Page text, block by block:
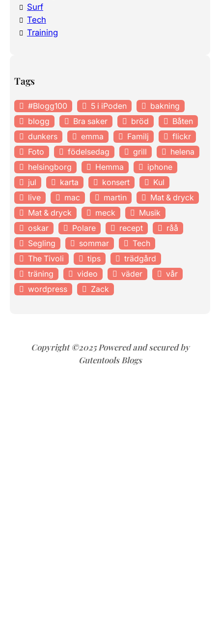
Surf
Tech
Training
Tags
#Blogg100 5 i iPoden
bakning
blogg
Bra saker bröd
Båten
dunkers
emma Familj
flickr
Foto
födelsedag grill
helena
helsingborg
Hemma
iphone
jul
karta konsert
Kul
live
mac martin
Mat & dryck
Mat & dryck
meck
Musik
oskar
Polare recept
råå
Segling
sommar
Tech
The Tivoli
tips
trädgård
träning
video väder
vår
wordpress
Zack
Copyright ©2025 Powered and secured by
Gutentools Blogs